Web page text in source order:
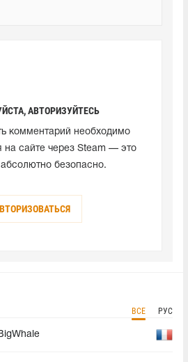
АВТОРИЗУЙТЕСЬ
комментарий необходимо
на сайте через Steam — это
безопасно.
ВСЕ РУС